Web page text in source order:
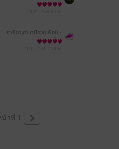
ฐายิกา,ฮานามิรวยเพื่อน,~
{NamNao}~,กรรภิรมย์, พั
น้าที่ 1